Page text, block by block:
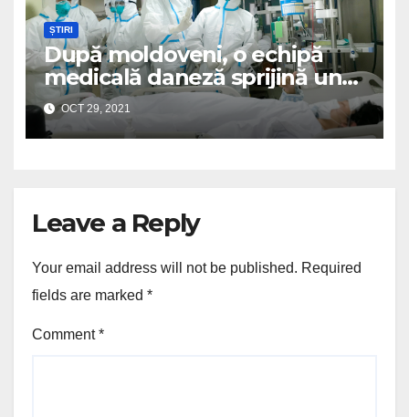
ȘTIRI
După moldoveni, o echipă
medicală daneză sprijină un
spital românesc
OCT 29, 2021
Leave a Reply
Your email address will not be published. Required
fields are marked *
Comment*